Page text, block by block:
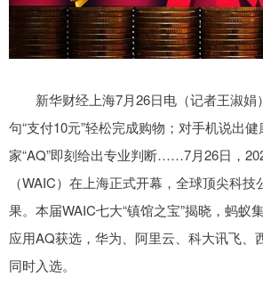
新华财经上海7月26日电（记者王淑娟
句“支付10元”轻松完成购物；对手机说出
家“AQ”即刻给出专业判断……7月26日，
（WAIC）在上海正式开幕，全球顶尖科
果。本届WAIC七大“镇馆之宝”揭晓，蚂蚁
应用AQ获选，华为、阿里云、科大讯飞、
同时入选。